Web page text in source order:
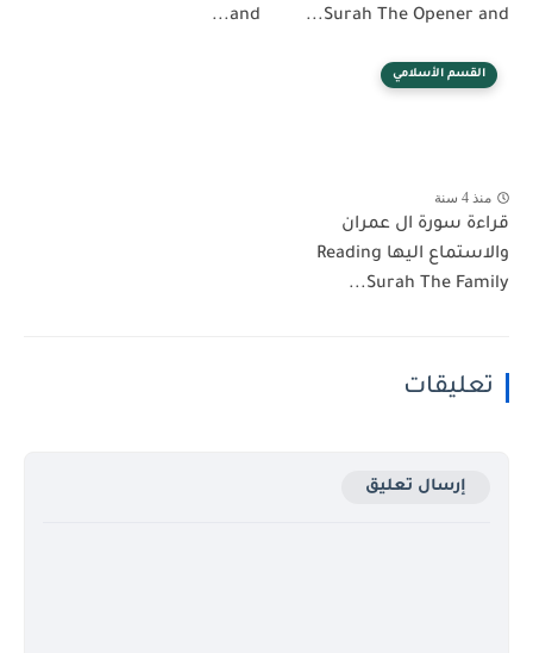
Surah The Opener and...
and...
القسم الأسلامي
منذ 4 سنة
قراءة سورة ال عمران
والاستماع اليها Reading
Surah The Family...
تعليقات
إرسال تعليق